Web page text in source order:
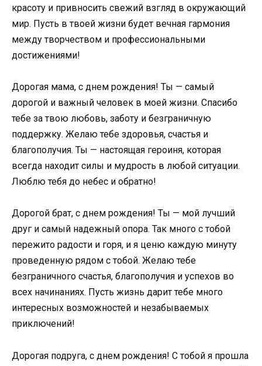
красоту и привносить свежий взгляд в окружающий
мир. Пусть в твоей жизни будет вечная гармония
между творчеством и профессиональными
достижениями!
Дорогая мама, с днем рождения! Ты — самый
дорогой и важный человек в моей жизни. Спасибо
тебе за твою любовь, заботу и безграничную
поддержку. Желаю тебе здоровья, счастья и
благополучия. Ты — настоящая героиня, которая
всегда находит силы и мудрость в любой ситуации.
Люблю тебя до небес и обратно!
Дорогой брат, с днем рождения! Ты — мой лучший
друг и самый надежный опора. Так много с тобой
пережито радости и горя, и я ценю каждую минуту
проведенную рядом с тобой. Желаю тебе
безграничного счастья, благополучия и успехов во
всех начинаниях. Пусть жизнь дарит тебе много
интересных возможностей и незабываемых
приключений!
Дорогая подруга, с днем рождения! С тобой я прошла